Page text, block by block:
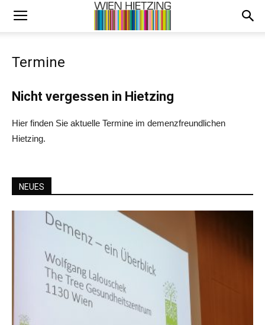
Termine
Nicht vergessen in Hietzing
Hier finden Sie aktuelle Termine im demenzfreundlichen
Hietzing.
NEUES